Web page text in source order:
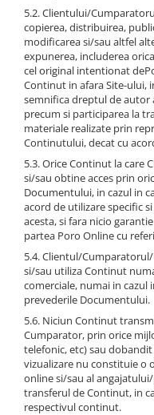
5.2. Clientului/
copierea, distribuirea,
modificarea si/sau altfel
expunerea, includerea
cel original intentionat
Continut in afara Site-ului,
semnifica dreptul de autor
precum si participarea la
materiale realizate prin
Continutului, decat cu
5.3. Orice Continut la
si/sau obtine acces prin
Documentului, in cazul in
acord de utilizare specific
acesta, si fara nicio
partea Poro Online cu
5.4. Clientul/
si/sau utiliza Continut
comerciale, numai in cazul
prevederile Documentului.
5.6. Niciun Continut
Cumparator, prin orice
telefonic, etc) sau
vizualizare nu constituie o
online si/sau al
transferul de Continut, in
respectivul continut.